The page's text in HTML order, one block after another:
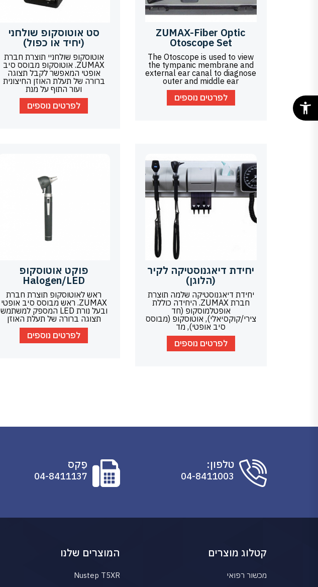
ZUMAX-Fiber Optic
Otoscope Set
The Otoscope is used to view
the tympanic membrane and
external ear canal to diagnose
outer and middle ear
לפרטים נוספים
סט אוטוסקופ שולחני
(יחיד או כפול)
אוטוסקופ שולחניי תוצרת חברת
ZUMAX. אוטוסקופ מבוסס סיב
אופטי המאפשר לקבל תצוגה
ברורה של תעלת האוזן החיצונית
ועור התוף על מנת
לפרטים נוספים
יחידת דיאגנוסטיקה לקיר
(הלוגן)
יחידת דיאגנוסטיקה שלמה תוצרת
חברת ZUMAX. היחידה כוללת
אופטלמוסקופ (חד
צירי/קוקסיאלי), אוטוסקופ (מבוסס
סיב אופטי), מד
לפרטים נוספים
פוקט אוטוסקופ
Halogen/LED
ראש לאוטוסקופ תוצרת חברת
ZUMAX. ראש מבוסס סיב אופטי
ובעל נורת LED המספק למשתמש
תצוגה ברורה של תעלת האוזן
לפרטים נוספים
טלפון:
04-8411003
פַקס
04-8411137
קטלוג מוצרים
מכשור רפואי
המוצרים שלנו
Nustep T5XR